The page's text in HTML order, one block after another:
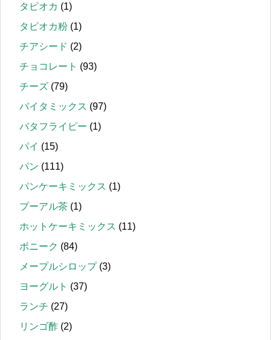
タピオカ (1)
タピオカ粉 (1)
チアシード (2)
チョコレート (93)
チーズ (79)
バイタミックス (97)
バタフライピー (1)
パイ (15)
パン (111)
パンケーキミックス (1)
プーアル茶 (1)
ホットケーキミックス (11)
ボニーク (84)
メープルシロップ(3)
ヨーグルト (37)
ランチ (27)
リンゴ酢 (2)